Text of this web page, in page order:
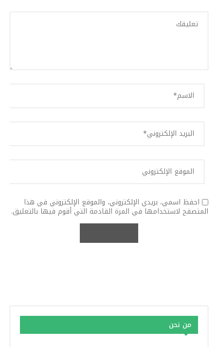
احفظ اسمي، بريدي الإلكتروني، والموقع الإلكتروني في هذا
المتصفح لاستخدامها في المرة القادمة التي أقوم فيها بالتعليق.
من نحن